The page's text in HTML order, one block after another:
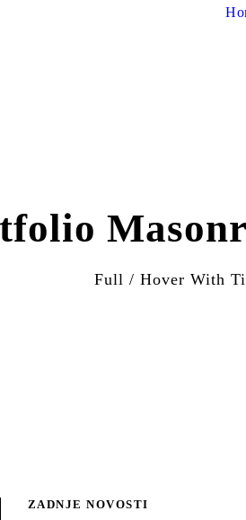
Full / Hover With
THREE
HALF BOX STYLE
WITH HORIZONTAL
ZADNJE NOVOSTI